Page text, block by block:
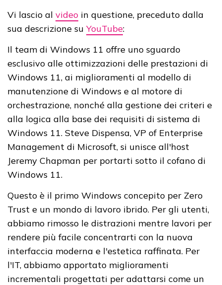
Vi lascio al video in questione, preceduto dalla
sua descrizione su YouTube:
Il team di Windows 11 offre uno sguardo
esclusivo alle ottimizzazioni delle prestazioni di
Windows 11, ai miglioramenti al modello di
manutenzione di Windows e al motore di
orchestrazione, nonché alla gestione dei criteri e
alla logica alla base dei requisiti di sistema di
Windows 11. Steve Dispensa, VP of Enterprise
Management di Microsoft, si unisce all'host
Jeremy Chapman per portarti sotto il cofano di
Windows 11.
Questo è il primo Windows concepito per Zero
Trust e un mondo di lavoro ibrido. Per gli utenti,
abbiamo rimosso le distrazioni mentre lavori per
rendere più facile concentrarti con la nuova
interfaccia moderna e l'estetica raffinata. Per
l'IT, abbiamo apportato miglioramenti
incrementali progettati per adattarsi come un